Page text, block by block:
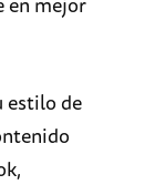
estilo de